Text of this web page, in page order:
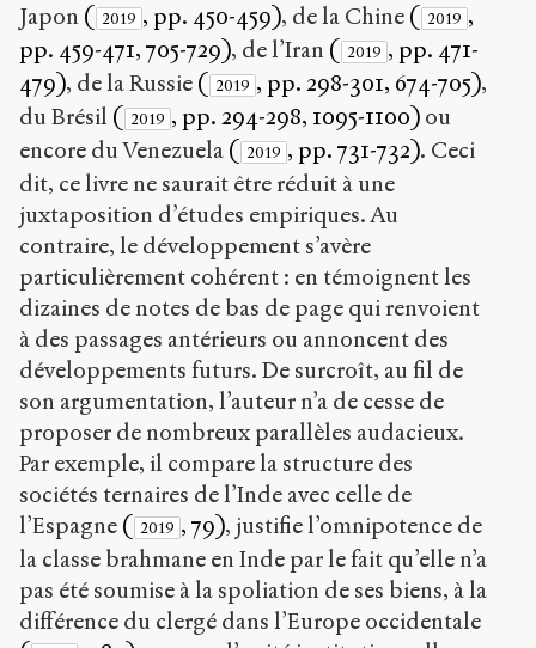
Japon ( 2019 , pp. 450-459), de la Chine ( 2019 ,
pp. 459-471, 705-729), de l’Iran ( 2019 , pp. 471-
479), de la Russie ( 2019 , pp. 298-301, 674-705),
du Brésil ( 2019 , pp. 294-298, 1095-1100) ou
encore du Venezuela ( 2019 , pp. 731-732). Ceci
dit, ce livre ne saurait être réduit à une
juxtaposition d’études empiriques. Au
contraire, le développement s’avère
particulièrement cohérent : en témoignent les
dizaines de notes de bas de page qui renvoient
à des passages antérieurs ou annoncent des
développements futurs. De surcroît, au fil de
son argumentation, l’auteur n’a de cesse de
proposer de nombreux parallèles audacieux.
Par exemple, il compare la structure des
sociétés ternaires de l’Inde avec celle de
l’Espagne ( 2019 , 79), justifie l’omnipotence de
la classe brahmane en Inde par le fait qu’elle n’a
pas été soumise à la spoliation de ses biens, à la
différence du clergé dans l’Europe occidentale